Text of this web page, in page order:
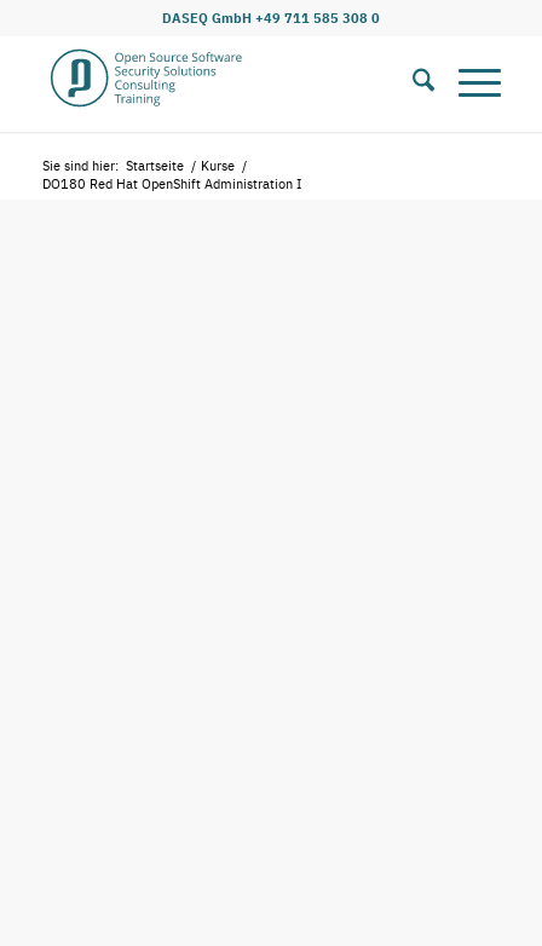
DASEQ GmbH +49 711 585 308 0
Sie sind hier: Startseite / Kurse /
DO180 Red Hat OpenShift Administration I